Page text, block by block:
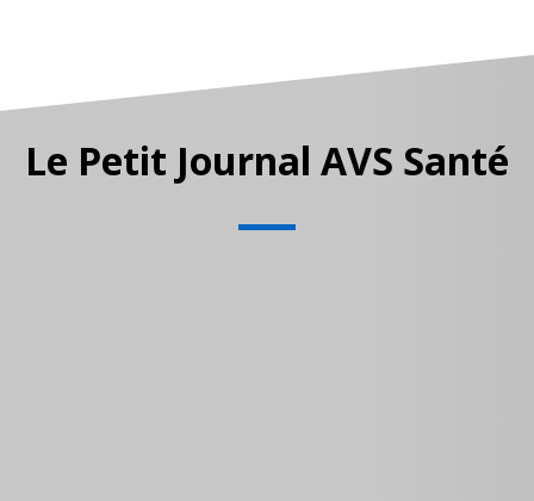
Le Petit Journal AVS Santé